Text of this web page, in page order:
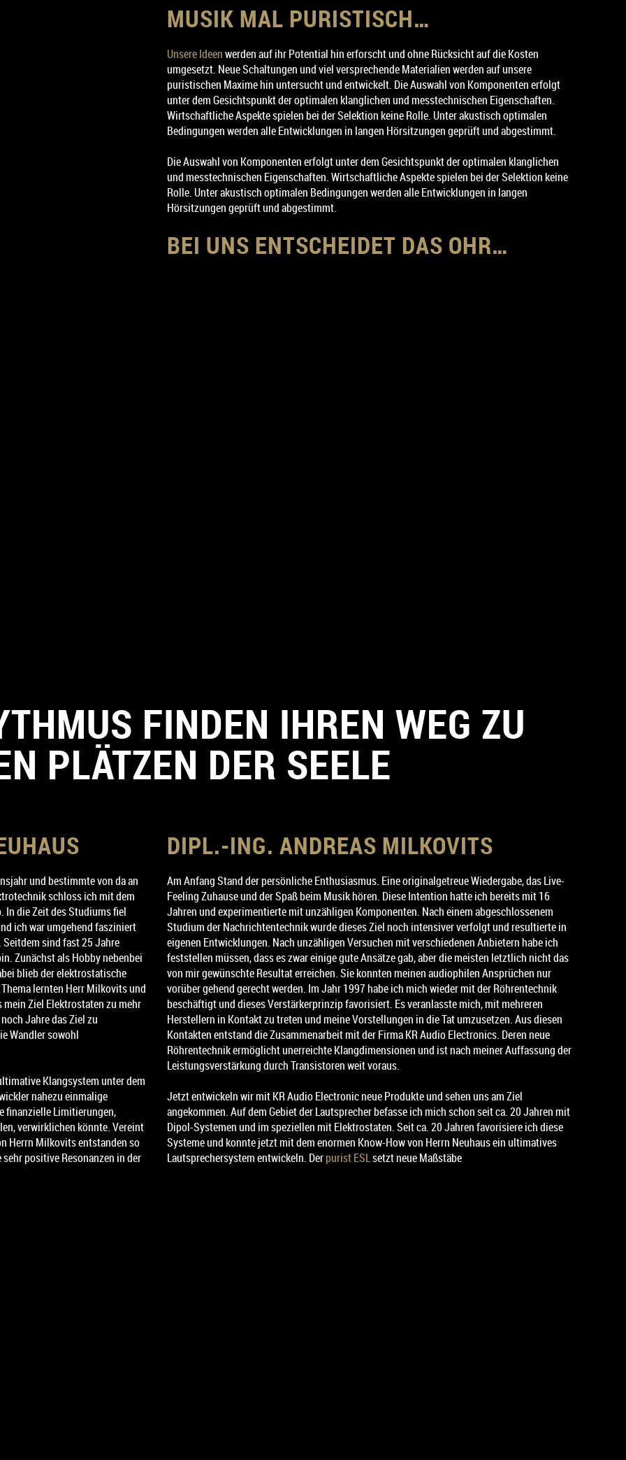
MUSIK MAL PURISTISCH…
Unsere Ideenwerden auf ihr Potential hin erforscht und ohne Rücksicht auf die Kosten
umgesetzt. Neue Schaltungen und viel versprechende Materialien werden auf unsere
puristischen Maxime hin untersucht und entwickelt. Die Auswahl von Komponenten erfolgt
unter dem Gesichtspunkt der optimalen klanglichen und messtechnischen Eigenschaften.
Wirtschaftliche Aspekte spielen bei der Selektion keine Rolle. Unter akustisch optimalen
Bedingungen werden alle Entwicklungen in langen Hörsitzungen geprüft und abgestimmt.
Die Auswahl von Komponenten erfolgt unter dem Gesichtspunkt der optimalen klanglichen
und messtechnischen Eigenschaften. Wirtschaftliche Aspekte spielen bei der Selektion keine
Rolle. Unter akustisch optimalen Bedingungen werden alle Entwicklungen in langen
Hörsitzungen geprüft und abgestimmt.
BEI UNS ENTSCHEIDET DAS OHR…
FINDEN IHREN WEG ZU
PLÄTZEN DER SEELE
und bestimmte von da an
schloss ich mit dem
In die Zeit des Studiums fiel
ich war umgehend fasziniert
sind fast 25 Jahre
Zunächst als Hobby nebenbei
blieb der elektrostatische
lernten Herr Milkovits und
mein Ziel Elektrostaten zu mehr
Jahre das Ziel zu
Wandler sowohl
Klangsystem unter dem
nahezu einmalige
finanzielle Limitierungen,
verwirklichen könnte. Vereint
Herrn Milkovits entstanden so
positive Resonanzen in der
DIPL.-ING. ANDREAS MILKOVITS
Am Anfang Stand der persönliche Enthusiasmus. Eine originalgetreue Wiedergabe, das Live-
Feeling Zuhause und der Spaß beim Musik hören. Diese Intention hatte ich bereits mit 16
Jahren und experimentierte mit unzähligen Komponenten. Nach einem abgeschlossenem
Studium der Nachrichtentechnik wurde dieses Ziel noch intensiver verfolgt und resultierte in
eigenen Entwicklungen. Nach unzähligen Versuchen mit verschiedenen Anbietern habe ich
feststellen müssen, dass es zwar einige gute Ansätze gab, aber die meisten letztlich nicht das
von mir gewünschte Resultat erreichen. Sie konnten meinen audiophilen Ansprüchen nur
vorüber gehend gerecht werden. Im Jahr 1997 habe ich mich wieder mit der Röhrentechnik
beschäftigt und dieses Verstärkerprinzip favorisiert. Es veranlasste mich, mit mehreren
Herstellern in Kontakt zu treten und meine Vorstellungen in die Tat umzusetzen. Aus diesen
Kontakten entstand die Zusammenarbeit mit der Firma KR Audio Electronics. Deren neue
Röhrentechnik ermöglicht unerreichte Klangdimensionen und ist nach meiner Auffassung der
Leistungsverstärkung durch Transistoren weit voraus.
Jetzt entwickeln wir mit KR Audio Electronic neue Produkte und sehen uns am Ziel
angekommen. Auf dem Gebiet der Lautsprecher befasse ich mich schon seit ca. 20 Jahren mit
Dipol-Systemen und im speziellen mit Elektrostaten. Seit ca. 20 Jahren favorisiere ich diese
Systeme und konnte jetzt mit dem enormen Know-How von Herrn Neuhaus ein ultimatives
Lautsprechersystem entwickeln. Derpurist ESLsetzt neue Maßstäbe